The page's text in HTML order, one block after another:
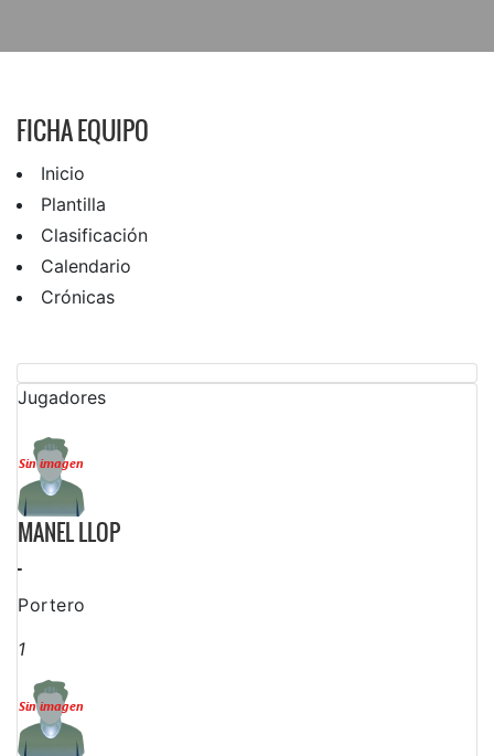
FICHA EQUIPO
Inicio
Plantilla
Clasificación
Calendario
Crónicas
Jugadores
MANEL LLOP
-
Portero
1